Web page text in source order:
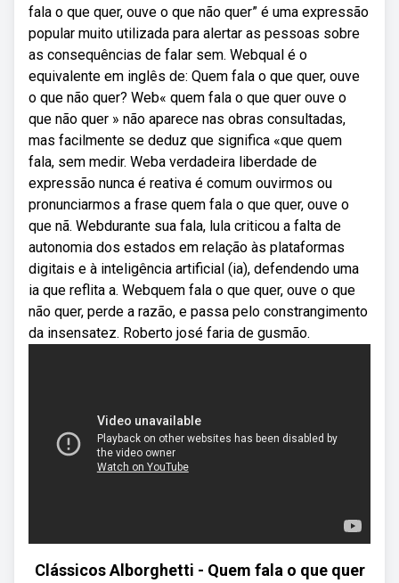
fala o que quer, ouve o que não quer” é uma expressão
popular muito utilizada para alertar as pessoas sobre
as consequências de falar sem. Webqual é o
equivalente em inglês de: Quem fala o que quer, ouve
o que não quer? Web« quem fala o que quer ouve o
que não quer » não aparece nas obras consultadas,
mas facilmente se deduz que significa «que quem
fala, sem medir. Weba verdadeira liberdade de
expressão nunca é reativa é comum ouvirmos ou
pronunciarmos a frase quem fala o que quer, ouve o
que nã. Webdurante sua fala, lula criticou a falta de
autonomia dos estados em relação às plataformas
digitais e à inteligência artificial (ia), defendendo uma
ia que reflita a. Webquem fala o que quer, ouve o que
não quer, perde a razão, e passa pelo constrangimento
da insensatez. Roberto josé faria de gusmão.
Clássicos Alborghetti - Quem fala o que quer